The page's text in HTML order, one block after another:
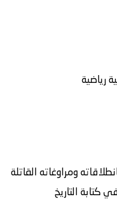
رياضية
ومراوغاته القاتلة
كتابة التاريخ